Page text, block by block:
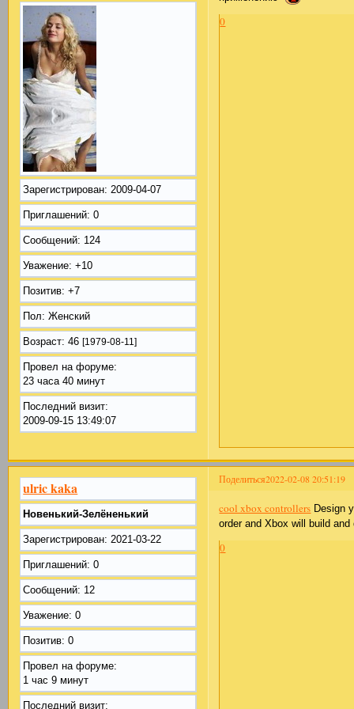
Зарегистрирован: 2009-04-07
Приглашений: 0
Сообщений: 124
Уважение: +10
Позитив: +7
Пол: Женский
Возраст: 46[1979-08-11]
Провел на форуме:
23 часа 40 минут
Последний визит:
2009-09-15 13:49:07
0
Поделиться2022-02-08 20:51:19
ulric kaka
Новенький-Зелёненький
Зарегистрирован: 2021-03-22
Приглашений: 0
Сообщений: 12
Уважение: 0
Позитив: 0
Провел на форуме:
1 час 9 минут
Последний визит:
cool xbox controllers Design
order and Xbox will build and
0